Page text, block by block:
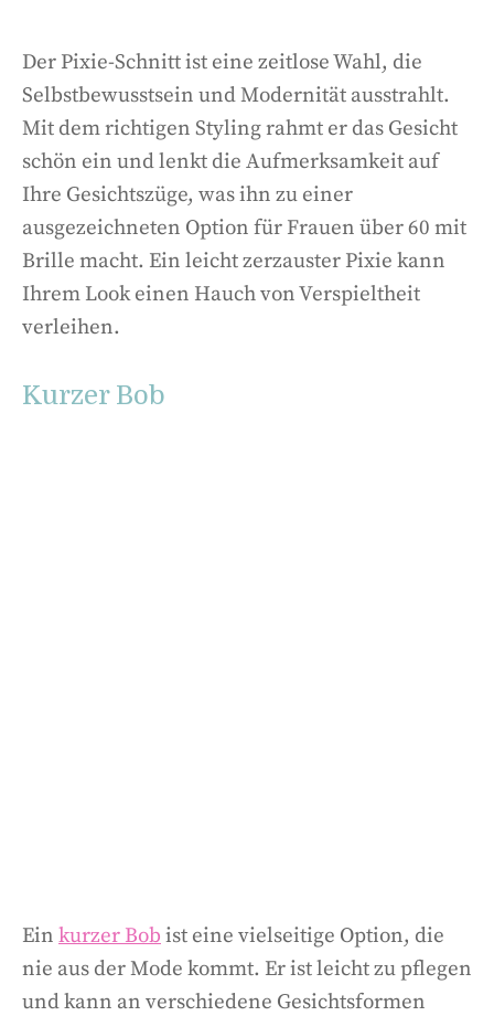
Der Pixie-Schnitt ist eine zeitlose Wahl, die
Selbstbewusstsein und Modernität ausstrahlt.
Mit dem richtigen Styling rahmt er das Gesicht
schön ein und lenkt die Aufmerksamkeit auf
Ihre Gesichtszüge, was ihn zu einer
ausgezeichneten Option für Frauen über 60 mit
Brille macht. Ein leicht zerzauster Pixie kann
Ihrem Look einen Hauch von Verspieltheit
verleihen.
Kurzer Bob
Ein kurzer Bob ist eine vielseitige Option, die
nie aus der Mode kommt. Er ist leicht zu pflegen
und kann an verschiedene Gesichtsformen